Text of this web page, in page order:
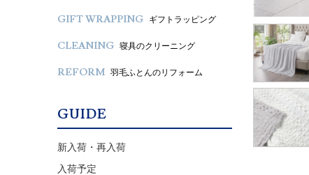
GIFT WRAPPING ギフトラッピング
CLEANING 寝具のクリーニング
REFORM 羽毛ふとんのリフォーム
GUIDE
新入荷・再入荷
入荷予定